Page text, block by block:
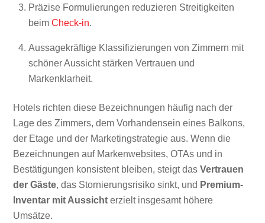
Präzise Formulierungen reduzieren Streitigkeiten
beim Check-in.
Aussagekräftige Klassifizierungen von Zimmern mit
schöner Aussicht stärken Vertrauen und
Markenklarheit.
Hotels richten diese Bezeichnungen häufig nach der
Lage des Zimmers, dem Vorhandensein eines Balkons,
der Etage und der Marketingstrategie aus. Wenn die
Bezeichnungen auf Markenwebsites, OTAs und in
Bestätigungen konsistent bleiben, steigt dasVertrauen
der Gäste, das Stornierungsrisiko sinkt, und Premium-
Inventar mit Aussicht erzielt insgesamt höhere
Umsätze.